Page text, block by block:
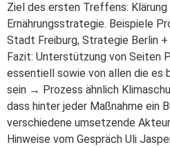
Ziel des ersten Treffens:
Ernährungsstrategie. Beispiele
Stadt Freiburg, Strategie Berlin +
Fazit: Unterstützung von Seiten
essentiell sowie von allen die
sein → Prozess ähnlich
dass hinter jeder Maßnahme ein
verschiedene umsetzende
Hinweise vom Gespräch Uli